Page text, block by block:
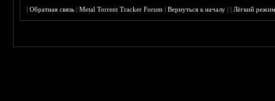
|Обратная связь |Metal Torrent Tracker Forum |Вернуться к началу ||Лёгкий